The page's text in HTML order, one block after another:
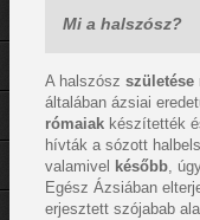
Mi a halszósz?
A halszósz születése
általában ázsiai
rómaiak készítették
hívták a sózott
valamivel később,
Egész Ázsiában
erjesztett szójabab